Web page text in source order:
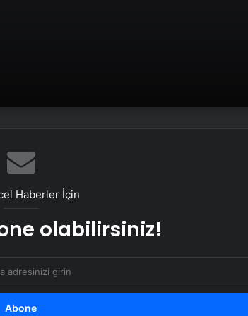
Bayraktar TB3’ten hedefe tam
180 milyon liralık sahte araç
Haberler İçin
olabilirsiniz!